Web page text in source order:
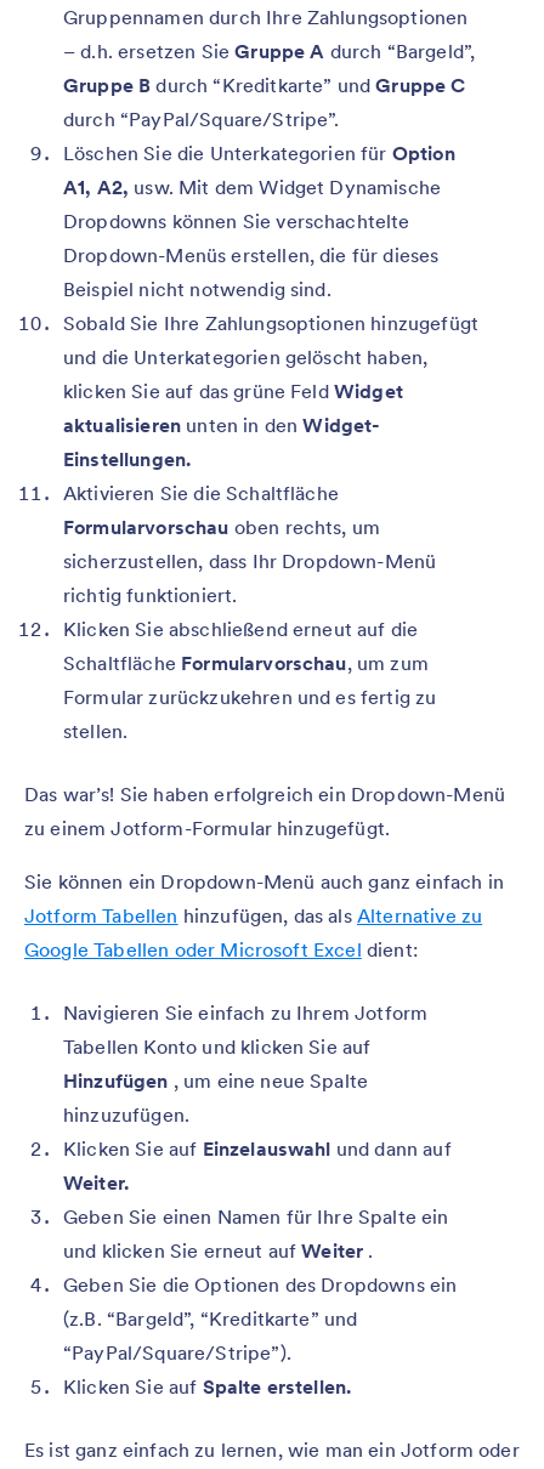
Gruppennamen durch Ihre Zahlungsoptionen
– d.h. ersetzen SieGruppe A durch “Bargeld”,
Gruppe B durch “Kreditkarte” undGruppe C
durch “PayPal/Square/Stripe”.
Löschen Sie die Unterkategorien für Option
A1, A2, usw. Mit dem Widget Dynamische
Dropdowns können Sie verschachtelte
Dropdown-Menüs erstellen, die für dieses
Beispiel nicht notwendig sind.
Sobald Sie Ihre Zahlungsoptionen hinzugefügt
und die Unterkategorien gelöscht haben,
klicken Sie auf das grüne Feld Widget
aktualisieren unten in denWidget-
Einstellungen.
Aktivieren Sie die Schaltfläche
Formularvorschau oben rechts, um
sicherzustellen, dass Ihr Dropdown-Menü
richtig funktioniert.
Klicken Sie abschließend erneut auf die
Schaltfläche Formularvorschau, um zum
Formular zurückzukehren und es fertig zu
stellen.
Das war’s! Sie haben erfolgreich ein Dropdown-Menü
zu einem Jotform-Formular hinzugefügt.
Sie können ein Dropdown-Menü auch ganz einfach in
Jotform Tabellen hinzufügen, das als Alternative zu
Google Tabellen oder Microsoft Excel dient:
Navigieren Sie einfach zu Ihrem Jotform
Tabellen Konto und klicken Sie auf
Hinzufügen , um eine neue Spalte
hinzuzufügen.
Klicken Sie auf Einzelauswahl und dann auf
Weiter.
Geben Sie einen Namen für Ihre Spalte ein
und klicken Sie erneut aufWeiter .
Geben Sie die Optionen des Dropdowns ein
(z.B. “Bargeld”, “Kreditkarte” und
“PayPal/Square/Stripe”).
Klicken Sie auf Spalte erstellen.
Es ist ganz einfach zu lernen, wie man ein Jotform oder